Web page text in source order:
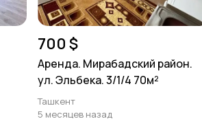
700 $
Аренда. Мирабадский район.
ул. Эльбека. 3/1/4 70м²
Ташкент
5 месяцев назад